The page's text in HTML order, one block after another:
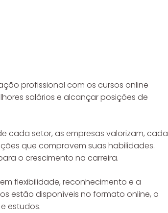
profissional com os cursos online
salários e alcançar posições de
cada setor, as empresas valorizam, cada
que comprovem suas habilidades.
o crescimento na carreira.
flexibilidade, reconhecimento e a
estão disponíveis no formato online, o
estudos.